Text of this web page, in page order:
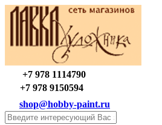
+7 978 1114790
+7 978 9150594
shop@hobby-paint.ru